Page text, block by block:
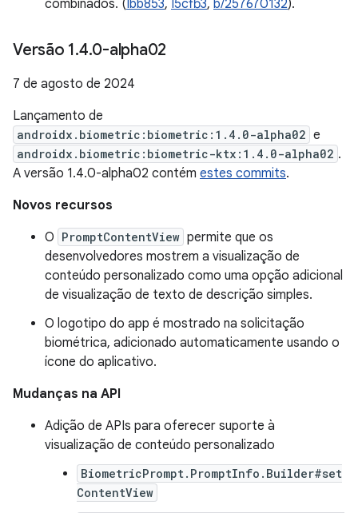
combinados. (Ibb853, I5cfb3, b/257670132).
Versão 1.4.0-alpha02
7 de agosto de 2024
Lançamento de
androidx.biometric:biometric:1.4.0-alpha02 e
androidx.biometric:biometric-ktx:1.4.0-alpha02 .
A versão 1.4.0-alpha02 contém estes commits.
Novos recursos
O PromptContentView permite que os
desenvolvedores mostrem a visualização de
conteúdo personalizado como uma opção adicional
de visualização de texto de descrição simples.
O logotipo do app é mostrado na solicitação
biométrica, adicionado automaticamente usando o
ícone do aplicativo.
Mudanças na API
Adição de APIs para oferecer suporte à
visualização de conteúdo personalizado
BiometricPrompt.PromptInfo.Builder#set
ContentView